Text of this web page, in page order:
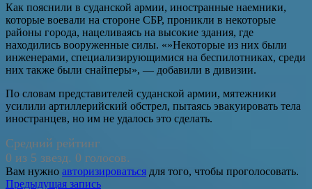
Как пояснили в суданской армии, иностранные наемники,
которые воевали на стороне СБР, проникли в некоторые
районы города, нацеливаясь на высокие здания, где
находились вооруженные силы. «»Некоторые из них были
инженерами, специализирующимися на беспилотниках, среди
них также были снайперы», — добавили в дивизии.
По словам представителей суданской армии, мятежники
усилили артиллерийский обстрел, пытаясь эвакуировать тела
иностранцев, но им не удалось это сделать.
Средний рейтинг
0 из 5 звезд. 0 голосов.
Вам нужно авторизироваться для того, чтобы проголосовать.
Предыдущая запись